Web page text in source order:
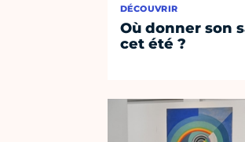
DÉCOUVRIR
Où donner son
cet été ?